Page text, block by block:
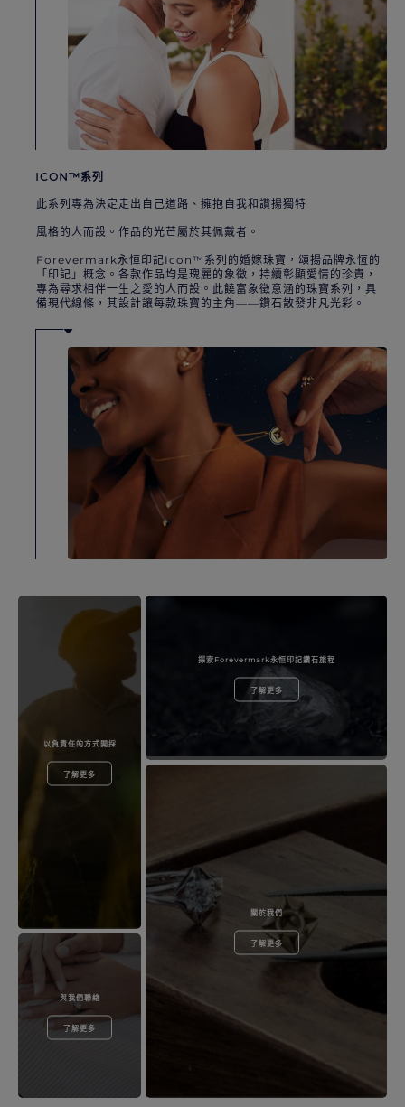
ICON™系列
此系列專為決定走出自己道路、擁抱自我和讚揚獨特
風格的人而設。作品的光芒屬於其佩戴者。
Forevermark永恒印記Icon™系列的婚嫁珠寶，頌揚品牌永恆的
「印記」概念。各款作品均是瑰麗的象徵，持續彰顯愛情的珍貴，
專為尋求相伴一生之愛的人而設。此饒富象徵意涵的珠寶系列，具
備現代線條，其設計讓每款珠寶的主角——鑽石散發非凡光彩。
以負責任的方式開採
了解更多
探索Forevermark永恒印記鑽石旅程
了解更多
與我們聯絡
了解更多
關於我們
了解更多